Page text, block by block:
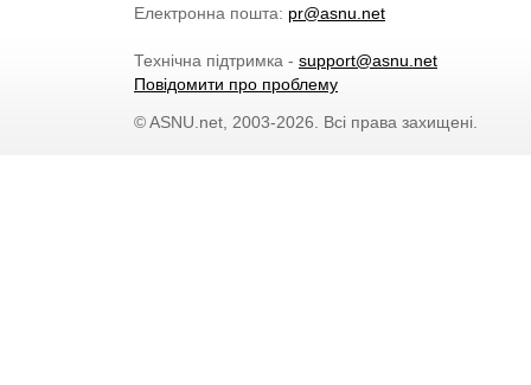
Електронна пошта: pr@asnu.net
Технічна підтримка - support@asnu.net
Повідомити про проблему
© ASNU.net, 2003-2026. Всі права захищені.